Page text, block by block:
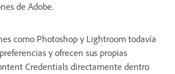
de Adobe.
como Photoshop y Lightroom todavía
y ofrecen sus propias
Credentials directamente dentro